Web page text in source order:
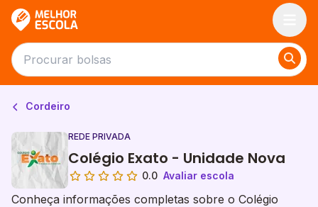
Cordeiro
REDE PRIVADA
Colégio Exato - Unidade Nova
0.0 Avaliar escola
Conheça informações completas sobre o Colégio